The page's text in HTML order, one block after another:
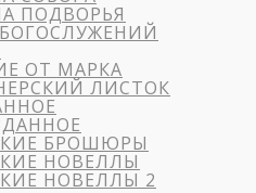
ПОДВОРЬЯ
ОТ МАРКА
ЛИСТОК
БРОШЮРЫ
НОВЕЛЛЫ
НОВЕЛЛЫ 2